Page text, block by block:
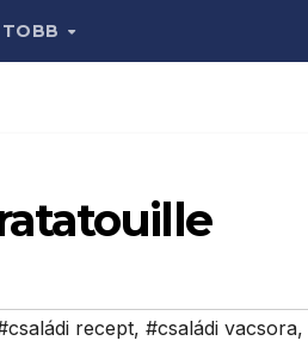
TOBB
recept, #családi vacsora,